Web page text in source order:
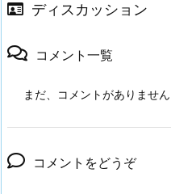
ディスカッション
コメント一覧
まだ、コメントがありません
コメントをどうぞ